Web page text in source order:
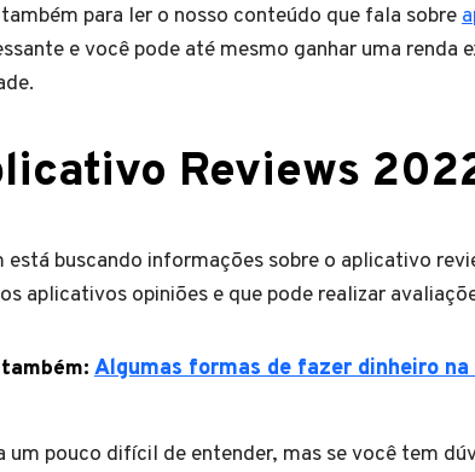
para ler o nosso conteúdo que fala sobre
e você pode até mesmo ganhar uma renda
Reviews
está buscando informações sobre o aplicativo
aplicativos opiniões e que pode realizar
Algumas formas de fazer dinheiro
um pouco difícil de entender, mas se você tem